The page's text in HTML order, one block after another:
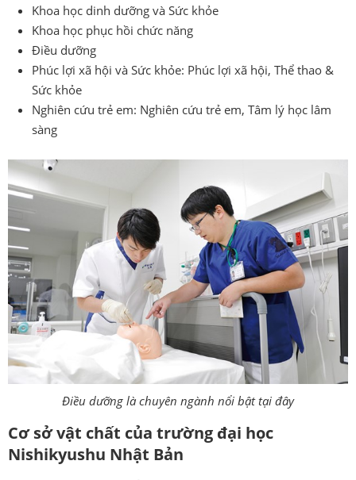
Khoa học dinh dưỡng và Sức khỏe
Khoa học phục hồi chức năng
Điều dưỡng
Phúc lợi xã hội và Sức khỏe: Phúc lợi xã hội, Thể thao &
Sức khỏe
Nghiên cứu trẻ em: Nghiên cứu trẻ em, Tâm lý học lâm
sàng
Điều dưỡng là chuyên ngành nổi bật tại đây
Cơ sở vật chất của trường đại học
Nishikyushu Nhật Bản